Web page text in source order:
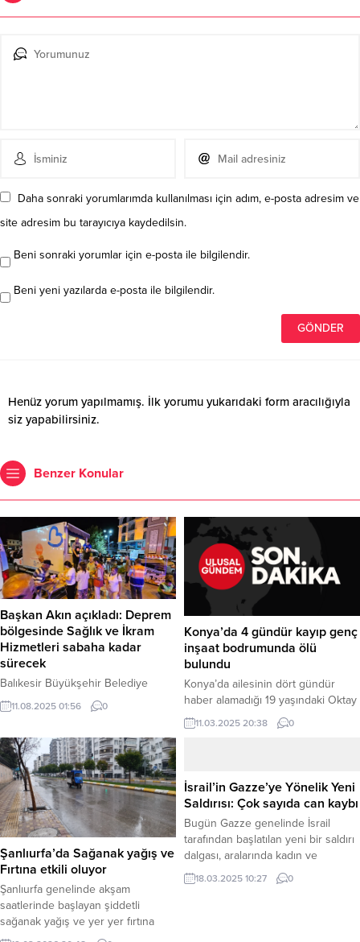
Daha sonraki yorumlarımda kullanılması için adım, e-posta adresim ve
site adresim bu tarayıcıya kaydedilsin.
Beni sonraki yorumlar için e-posta ile bilgilendir.
Beni yeni yazılarda e-posta ile bilgilendir.
Henüz yorum yapılmamış. İlk yorumu yukarıdaki form aracılığıyla
siz yapabilirsiniz.
Benzer Konular
Başkan Akın açıkladı: Deprem
bölgesinde Sağlık ve İkram
Hizmetleri sabaha kadar
sürecek
Balıkesir Büyükşehir Belediye
Başkanı Ahmet Akın, dün akşam
meydana gelen 6.1 büyüklüğündeki
ilçesindeki yardım çalışmalarının
gece boyu aralıksız devam ettiğini
duyurdu. Başkan Akın, belediyeye
ait üç kafenin de sabaha kadar
vatandaşların hizmetinde olacağını
belirtti. Haber Merkezi – Dün
ilçesinde büyük hasara yol açan...
11.08.2025 01:56 0
Konya’da 4 gündür kayıp genç
inşaat bodrumunda ölü
bulundu
Konya’da ailesinin dört gündür
haber alamadığı 19 yaşındaki Oktay
Doğan, evinin bulunduğu sokaktaki
bir inşaatın bodrum katında ölü
Kışla Sokak’ta meydana geldi.
Edinilen bilgilere göre, ailesi
tarafından günlerdir aranan Oktay
Doğan’ı, bir aile yakını saat 13.30
sıralarında inşaatın bodrum katında
hareketsiz...
11.03.2025 20:38 0
Şanlıurfa’da Sağanak yağış ve
Fırtına etkili oluyor
Şanlıurfa genelinde akşam
saatlerinde başlayan şiddetli
sağanak yağış ve yer yer fırtına
şeklinde esen rüzgar, hayatı durma
İsrail’in Gazze’ye Yönelik Yeni
Saldırısı: Çok sayıda can kaybı
Bugün Gazze genelinde İsrail
tarafından başlatılan yeni bir saldırı
dalgası, aralarında kadın ve
çocukların da bulunduğu 322 ‘den
fazla Filistinlinin hayatını
18.03.2025 10:27 0